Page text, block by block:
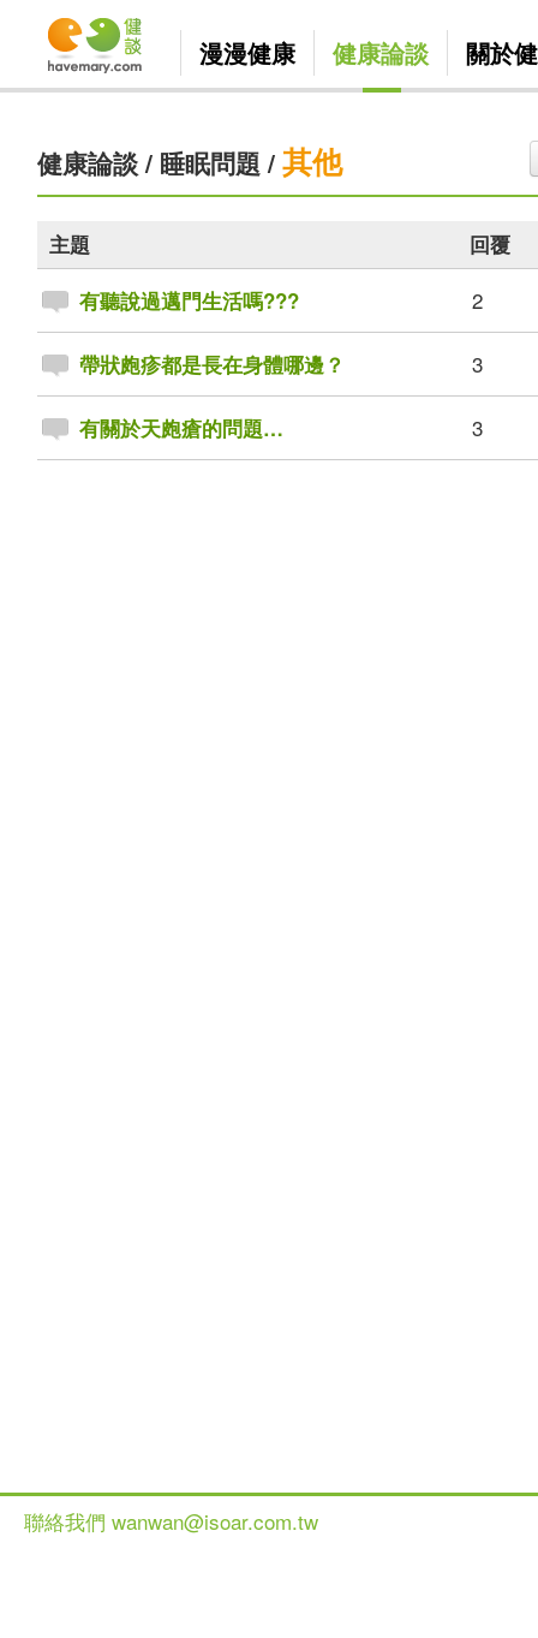
漫漫健康 健康論談 關於
健康論談/ 睡眠問題 / 其他
主題
回覆
有聽說過邁門生活嗎???
2
帶狀皰疹都是長在身體哪邊？ 3
有關於天皰瘡的問題… 3
聯絡我們 wanwan@isoar.com.tw